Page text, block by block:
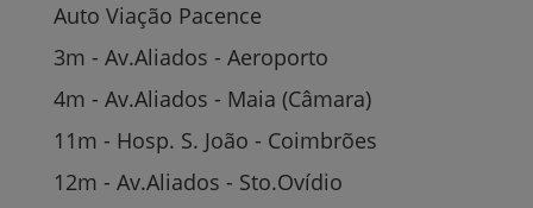
Auto Viação Pacence
3m - Av.Aliados - Aeroporto
4m - Av.Aliados - Maia (Câmara)
11m - Hosp. S. João - Coimbrões
12m - Av.Aliados - Sto.Ovídio